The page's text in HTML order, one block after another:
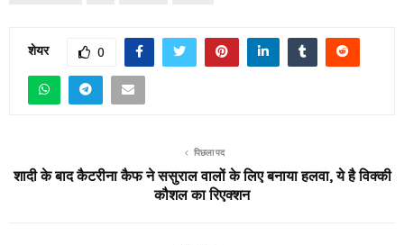
शेयर 0
पिछला पद
शादी के बाद कैटरीना कैफ ने ससुराल वालों के लिए बनाया हलवा, ये है विक्की
कौशल का रिएक्शन